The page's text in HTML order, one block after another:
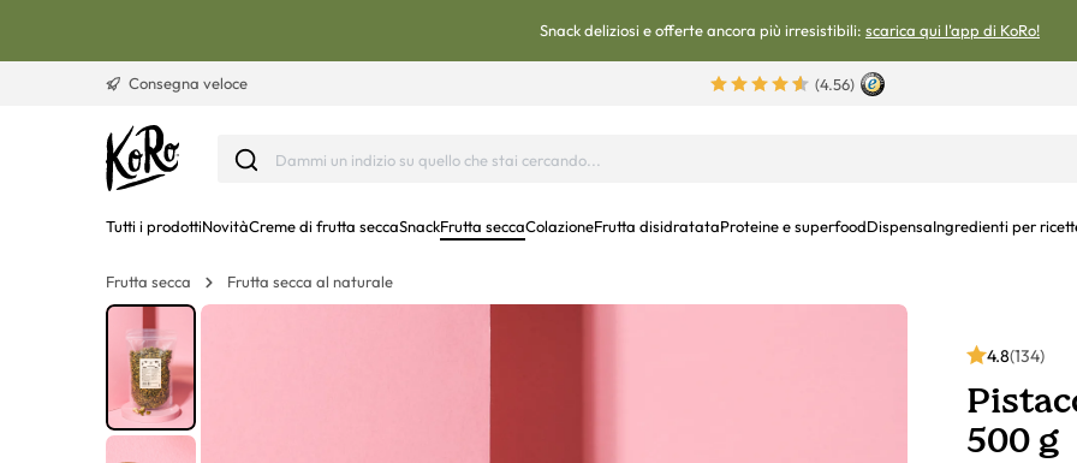
Snack deliziosi e offerte ancora più irresistibili: scarica qui l'app di KoRo!
Consegna veloce (4.56)
Tutti i prodottiNovitàCreme di frutta seccaSnackFrutta seccaColazioneFrutta disidratataProteine e superfoodDispensaIngredienti per
Frutta secca Frutta secca al naturale
4.8(134)
500 g